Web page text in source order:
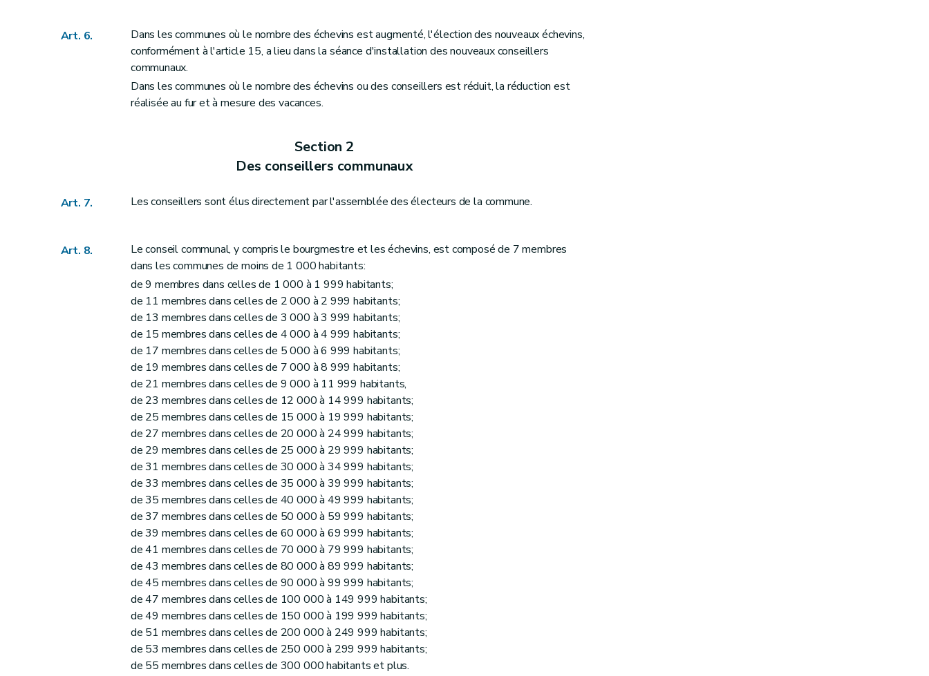
Art. 38
Art. 39
Art. 40
Art. 41
Art. 42
Art. 48 et 49
Art. 51
Sous-section 3 Du receveur
Art. 52
Art. 53
Art. 54
Art. 54 bis
Art. 55
Art. 56
Art. 57
Art. 58
Art. 59
Art. 60
Art. 61
Art. 62
Art. 63
Art. 64
Art. 65
Art. 66
Art. 67
Art. 68
Art. 69
Art. 70
Section 8 Des incompatibilités
Art. 6.
Dans les communes où le nombre des échevins est augmenté, l'élection des nouveaux échevins,
conformément à l'article 15, a lieu dans la séance d'installation des nouveaux conseillers
communaux.
Dans les communes où le nombre des échevins ou des conseillers est réduit, la réduction est
réalisée au fur et à mesure des vacances.
Section 2
Des conseillers communaux
Art. 7. Les conseillers sont élus directement par l'assemblée des électeurs de la commune.
Art. 8.
Le conseil communal, y compris le bourgmestre et les échevins, est composé de 7 membres
dans les communes de moins de 1 000 habitants:
de 9 membres dans celles de 1 000 à 1 999 habitants;
de 11 membres dans celles de 2 000 à 2 999 habitants;
de 13 membres dans celles de 3 000 à 3 999 habitants;
de 15 membres dans celles de 4 000 à 4 999 habitants;
de 17 membres dans celles de 5 000 à 6 999 habitants;
de 19 membres dans celles de 7 000 à 8 999 habitants;
de 21 membres dans celles de 9 000 à 11 999 habitants,
de 23 membres dans celles de 12 000 à 14 999 habitants;
de 25 membres dans celles de 15 000 à 19 999 habitants;
de 27 membres dans celles de 20 000 à 24 999 habitants;
de 29 membres dans celles de 25 000 à 29 999 habitants;
de 31 membres dans celles de 30 000 à 34 999 habitants;
de 33 membres dans celles de 35 000 à 39 999 habitants;
de 35 membres dans celles de 40 000 à 49 999 habitants;
de 37 membres dans celles de 50 000 à 59 999 habitants;
de 39 membres dans celles de 60 000 à 69 999 habitants;
de 41 membres dans celles de 70 000 à 79 999 habitants;
de 43 membres dans celles de 80 000 à 89 999 habitants;
de 45 membres dans celles de 90 000 à 99 999 habitants;
de 47 membres dans celles de 100 000 à 149 999 habitants;
de 49 membres dans celles de 150 000 à 199 999 habitants;
de 51 membres dans celles de 200 000 à 249 999 habitants;
de 53 membres dans celles de 250 000 à 299 999 habitants;
de 55 membres dans celles de 300 000 habitants et plus.